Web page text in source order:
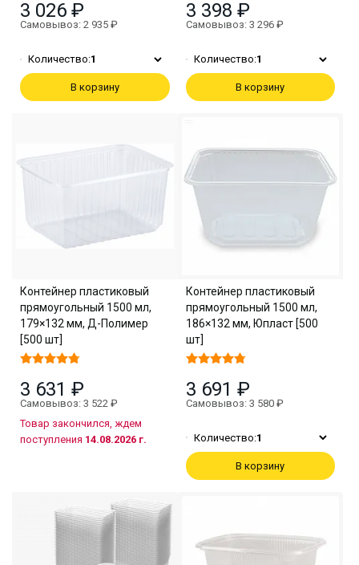
3 026 ₽
Самовывоз: 2 935 ₽
Количество:1
В корзину
3 398 ₽
Самовывоз: 3 296 ₽
Количество:1
В корзину
Контейнер пластиковый
прямоугольный 1500 мл,
179×132 мм, Д-Полимер
[500 шт]
3 631 ₽
Самовывоз: 3 522 ₽
Товар закончился, ждем
поступления 14.08.2026 г.
Контейнер пластиковый
прямоугольный 1500 мл,
186×132 мм, Юпласт [500
шт]
3 691 ₽
Самовывоз: 3 580 ₽
Количество:1
В корзину